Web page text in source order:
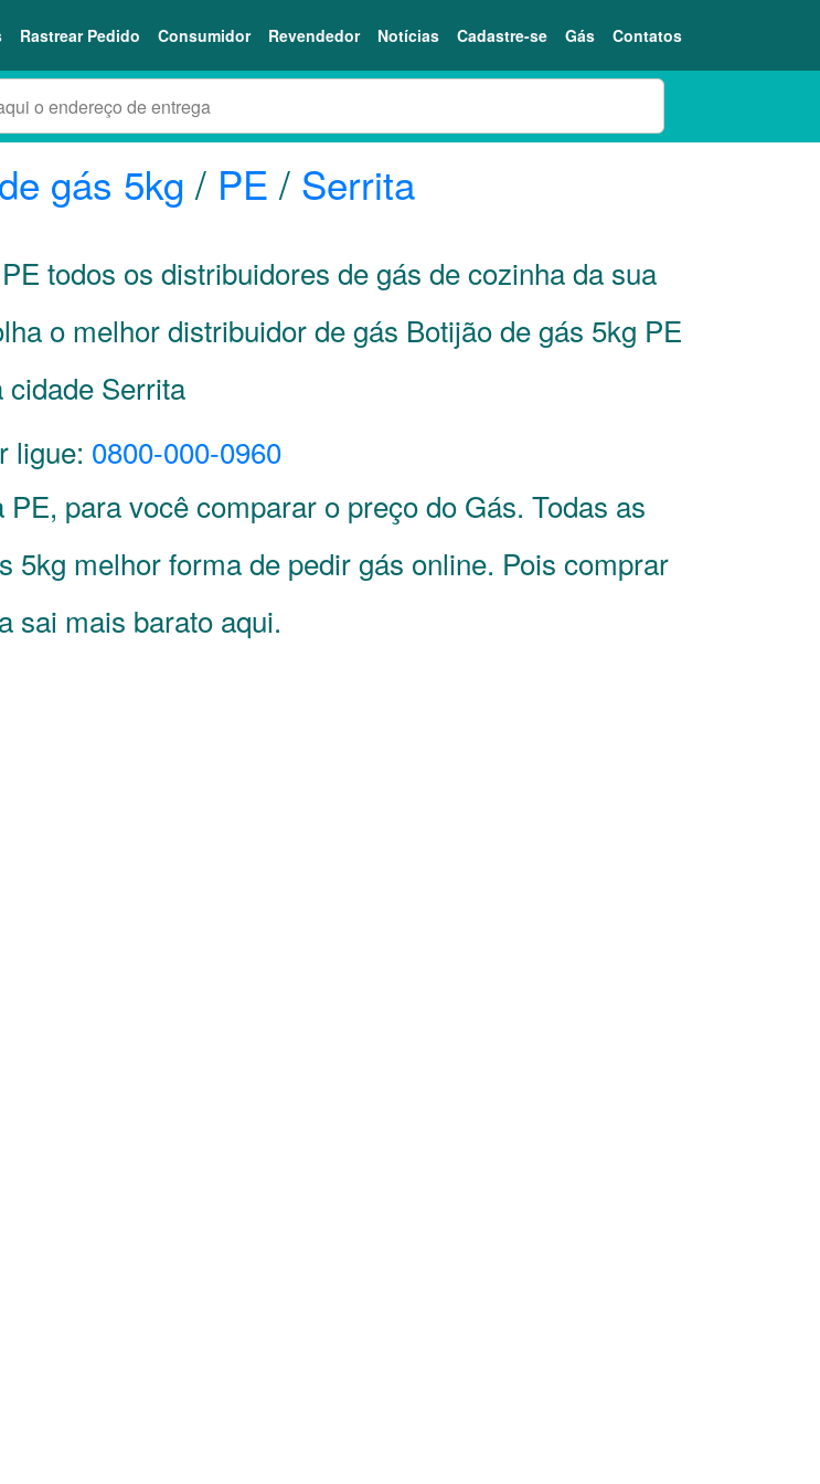
Rastrear Pedido Consumidor Revendedor Notícias Cadastre-se Gás Contatos
gás 5kg / PE / Serrita
PE todos os distribuidores de gás de cozinha da sua
o melhor distribuidor de gás Botijão de gás 5kg PE
cidade Serrita
ligue: 0800-000-0960
PE, para você comparar o preço do Gás. Todas as
5kg melhor forma de pedir gás online. Pois comprar
sai mais barato aqui.